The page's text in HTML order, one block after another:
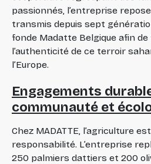
passionnés, l’entreprise
transmis depuis sept
fonde Madatte Belgique afin
l’authenticité de ce terroir
l’Europe.
Engagements
communauté et
Chez MADATTE, l’agriculture
responsabilité. L’entreprise
250 palmiers dattiers et 200